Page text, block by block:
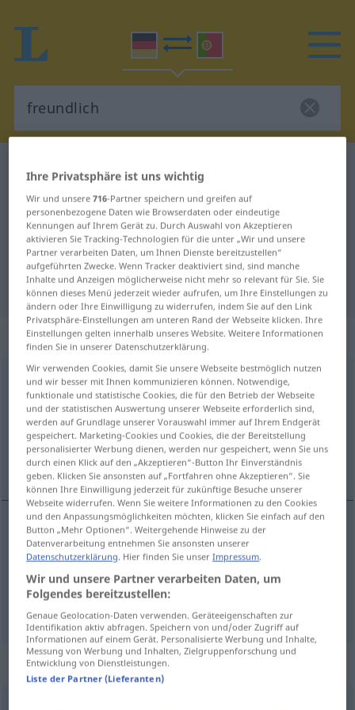
Deutsch-Portugiesisch Wörterbuch
Deutsch-Portugiesisch
Übersetzung für "freundlich"
"freundlich" Portugiesisch
Übersetzung
„freundlich“
freundlich
Übersicht aller Übersetzungen
(Für mehr Details die Übersetzung anklicken/antippen)
amigável, cordial
am(ig)ável freundlich
cordial freundlich
Beispielsätze für "freundlich"
Ihre Privatsphäre ist uns wichtig
Wir und unsere716-Partner speichern und greifen auf
personenbezogene Daten wie Browserdaten oder eindeutige
Kennungen auf Ihrem Gerät zu. Durch Auswahl von Akzeptieren
aktivieren Sie Tracking-Technologien für die unter „Wir und unsere
Partner verarbeiten Daten, um Ihnen Dienste bereitzustellen“
aufgeführten Zwecke. Wenn Tracker deaktiviert sind, sind manche
Inhalte und Anzeigen möglicherweise nicht mehr so relevant für Sie. Sie
können dieses Menü jederzeit wieder aufrufen, um Ihre Einstellungen zu
ändern oder Ihre Einwilligung zu widerrufen, indem Sie auf den Link
Privatsphäre-Einstellungen am unteren Rand der Webseite klicken. Ihre
Einstellungen gelten innerhalb unseres Website. Weitere Informationen
finden Sie in unserer Datenschutzerklärung.
Wir verwenden Cookies, damit Sie unsere Webseite bestmöglich nutzen
und wir besser mit Ihnen kommunizieren können. Notwendige,
funktionale und statistische Cookies, die für den Betrieb der Webseite
und der statistischen Auswertung unserer Webseite erforderlich sind,
werden auf Grundlage unserer Vorauswahl immer auf Ihrem Endgerät
gespeichert. Marketing-Cookies und Cookies, die der Bereitstellung
personalisierter Werbung dienen, werden nur gespeichert, wenn Sie uns
durch einen Klick auf den „Akzeptieren“-Button Ihr Einverständnis
geben. Klicken Sie ansonsten auf „Fortfahren ohne Akzeptieren“. Sie
können Ihre Einwilligung jederzeit für zukünftige Besuche unserer
Webseite widerrufen. Wenn Sie weitere Informationen zu den Cookies
und den Anpassungsmöglichkeiten möchten, klicken Sie einfach auf den
Button „Mehr Optionen“. Weitergehende Hinweise zu der
Datenverarbeitung entnehmen Sie ansonsten unserer
Datenschutzerklärung. Hier finden Sie unserImpressum.
Wir und unsere Partner verarbeiten Daten, um
Folgendes bereitzustellen:
Genaue Geolocation-Daten verwenden. Geräteeigenschaften zur
Identifikation aktiv abfragen. Speichern von und/oder Zugriff auf
Informationen auf einem Gerät. Personalisierte Werbung und Inhalte,
Messung von Werbung und Inhalten, Zielgruppenforschung und
Entwicklung von Dienstleistungen.
Liste der Partner (Lieferanten)